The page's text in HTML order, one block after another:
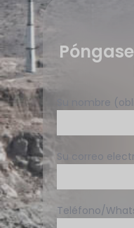
Su nombre
Su correo
Teléfono/